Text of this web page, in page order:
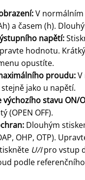
V normálním
a časem (h).
napětí:
hodnotu.
opustíte.
proudu:V
jako u napětí.
stavu ON/
(OPEN OFF).
Dlouhým
OHP, OTP).
U/Ipro vstup
podle